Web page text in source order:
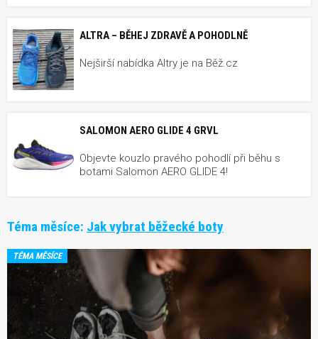
ALTRA – BĚHEJ ZDRAVĚ A POHODLNĚ
Nejširší nabídka Altry je na Běž.cz
SALOMON AERO GLIDE 4 GRVL
Objevte kouzlo pravého pohodlí při běhu s
botami Salomon AERO GLIDE 4!
Téma měsíce: Jak vybrat běžecké boty
TÉMA MĚSÍCE